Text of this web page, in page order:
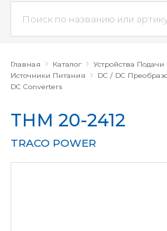
Главная Каталог
Устройства
Источники Питания
DC / DC
DC Converters
THM 20-2412
TRACO POWER
Цепи
Оборудование